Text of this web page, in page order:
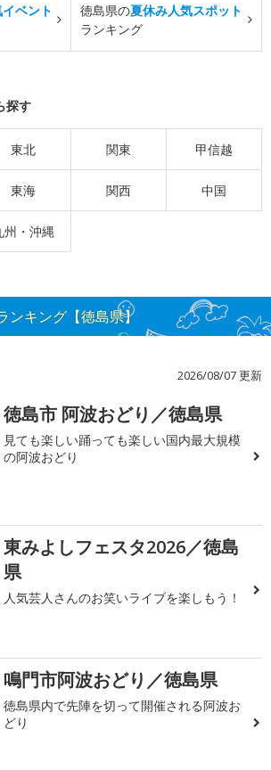
ベント
徳島県の夏休み人気スポット
ランキング
探す
東北 関東 甲信越
東海 関西 中国
州・沖縄
ンキング【徳島県】
2026/08/07 更新
徳島市 阿波おどり／徳島県
見ても楽しい踊っても楽しい国内最大規模
の阿波おどり
東みよしフェスタ2026／徳島
県
人気芸人さんのお笑いライブを楽しもう！
鳴門市阿波おどり／徳島県
徳島県内で先陣を切って開催される阿波お
どり